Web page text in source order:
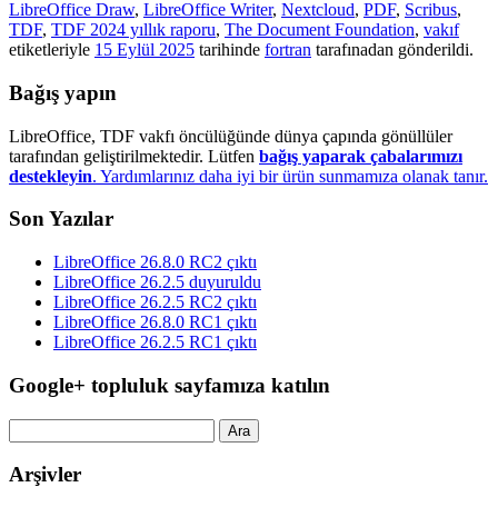
LibreOffice Draw, LibreOffice Writer, Nextcloud, PDF, Scribus,
TDF, TDF 2024 yıllık raporu, The Document Foundation, vakıf
etiketleriyle 15 Eylül 2025 tarihinde fortran tarafınadan gönderildi.
Bağış yapın
LibreOffice, TDF vakfı öncülüğünde dünya çapında gönüllüler
tarafından geliştirilmektedir. Lütfen bağış yaparak çabalarımızı
destekleyin. Yardımlarınız daha iyi bir ürün sunmamıza olanak tanır.
Son Yazılar
LibreOffice 26.8.0 RC2 çıktı
LibreOffice 26.2.5 duyuruldu
LibreOffice 26.2.5 RC2 çıktı
LibreOffice 26.8.0 RC1 çıktı
LibreOffice 26.2.5 RC1 çıktı
Google+ topluluk sayfamıza katılın
Arşivler